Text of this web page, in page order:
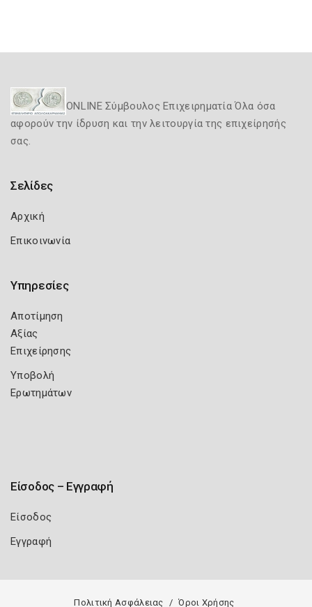
ONLINE Σύμβουλος Επιχειρηματία Όλα όσα
αφορούν την ίδρυση και την λειτουργία της επιχείρησής
σας.
Σελίδες
Αρχική
Επικοινωνία
Υπηρεσίες
Αποτίμηση
Αξίας
Επιχείρησης
Υποβολή
Ερωτημάτων
Είσοδος – Εγγραφή
Είσοδος
Εγγραφή
Πολιτική Ασφάλειας Όροι Χρήσης